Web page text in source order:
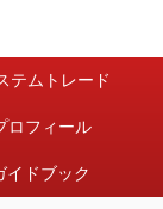
テムトレード
ロフィール
イドブック